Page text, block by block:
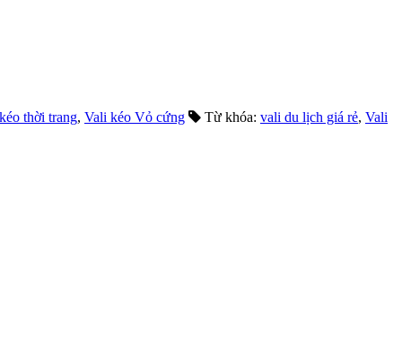
thời trang, Vali kéo Vỏ cứng Từ khóa: vali du lịch giá rẻ, Vali